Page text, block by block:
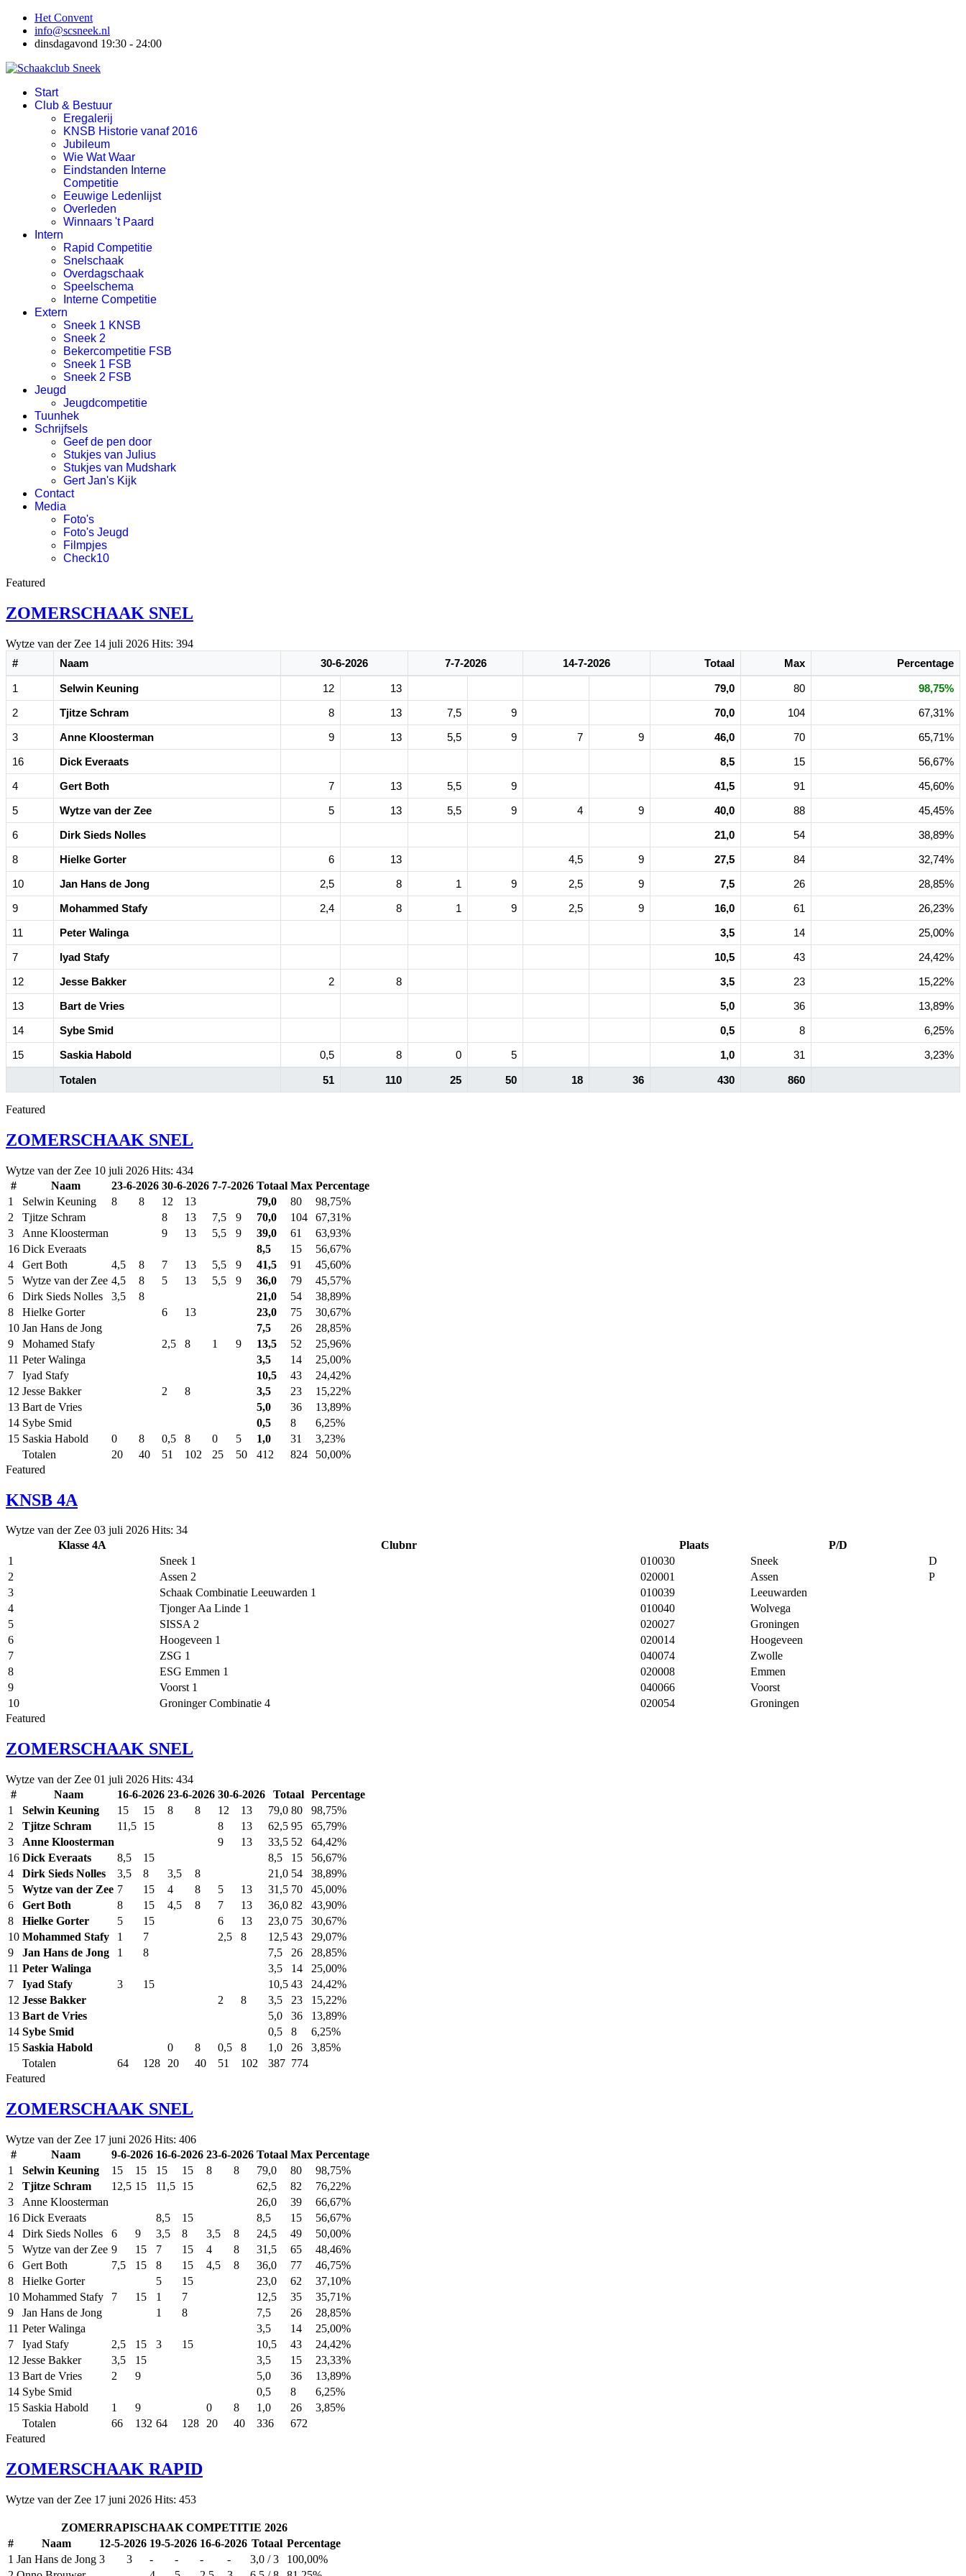
Het Convent
info@scsneek.nl
dinsdagavond 19:30 - 24:00
Start
Club & Bestuur
Eregalerij
KNSB Historie vanaf 2016
Jubileum
Wie Wat Waar
Eindstanden Interne
Competitie
Eeuwige Ledenlijst
Overleden
Winnaars 't Paard
Intern
Rapid Competitie
Snelschaak
Overdagschaak
Speelschema
Interne Competitie
Extern
Sneek 1 KNSB
Sneek 2
Bekercompetitie FSB
Sneek 1 FSB
Sneek 2 FSB
Jeugd
Jeugdcompetitie
Tuunhek
Schrijfsels
Geef de pen door
Stukjes van Julius
Stukjes van Mudshark
Gert Jan's Kijk
Contact
Media
Foto's
Foto's Jeugd
Filmpjes
Check10
Featured
ZOMERSCHAAK SNEL
Wytze van der Zee 14 juli 2026 Hits: 394
#
Naam 30-6-2026 7-7-2026 14-7-2026 Totaal Max Percentage
1 Selwin Keuning 12 13 79,0 80
98,75%
2
Tjitze Schram 8 13 7,5 9 70,0 104
67,31%
3
Anne Kloosterman 9 13 5,5 9 7 9 46,0 70
65,71%
16
Dick Everaats 8,5 15
56,67%
4
Gert Both 7 13 5,5 9 41,5 91
45,60%
5
Wytze van der Zee 5 13 5,5 9 4 9 40,0 88
45,45%
6
Dirk Sieds Nolles 21,0 54
38,89%
8
Hielke Gorter 6 13 4,5 9 27,5 84
32,74%
10
Jan Hans de Jong 2,5 8 1 9 2,5 9 7,5 26
28,85%
9
Mohammed Stafy 2,4 8 1 9 2,5 9 16,0 61
26,23%
11
Peter Walinga 3,5 14
25,00%
7
Iyad Stafy 10,5 43
24,42%
12
Jesse Bakker 2 8 3,5 23
15,22%
13
Bart de Vries 5,0 36
13,89%
14
Sybe Smid 0,5 8
6,25%
15
Saskia Habold 0,5 8 0 5 1,0 31 3,23%
Totalen 51 110 25 50 18 36 430 860
Featured
ZOMERSCHAAK SNEL
Wytze van der Zee 10 juli 2026 Hits: 434
#
Naam 23-6-2026 30-6-2026 7-7-2026 Totaal Max Percentage
1
Selwin Keuning 8 8 12 13 79,0 80
98,75%
2
Tjitze Schram 8 13 7,5 9 70,0 104
67,31%
3
Anne Kloosterman 9 13 5,5 9 39,0 61
63,93%
16 Dick Everaats 8,5 15
56,67%
4
Gert Both 4,5 8 7 13 5,5 9 41,5 91
45,60%
5
Wytze van der Zee 4,5 8 5 13 5,5 9 36,0 79
45,57%
6
Dirk Sieds Nolles 3,5 8 21,0 54
38,89%
8
Hielke Gorter 6 13 23,0 75
30,67%
10 Jan Hans de Jong 7,5 26
28,85%
9
Mohamed Stafy 2,5 8 1 9 13,5 52
25,96%
11 Peter Walinga 3,5 14
25,00%
7
Iyad Stafy 10,5 43
24,42%
12 Jesse Bakker 2 8 3,5 23
15,22%
13 Bart de Vries 5,0 36
13,89%
14 Sybe Smid 0,5 8
6,25%
15 Saskia Habold 0 8 0,5 8 0 5 1,0 31
3,23%
Totalen
20 40 51 102 25 50 412 824
50,00%
Featured
KNSB 4A
Wytze van der Zee 03 juli 2026 Hits: 34
Klasse 4A
Clubnr Plaats
P/D
1
Sneek 1 010030 Sneek
D
2
Assen 2 020001 Assen
P
3
Schaak Combinatie Leeuwarden 1 010039
Leeuwarden
4
Tjonger Aa Linde 1 010040
Wolvega
5
SISSA 2 020027
Groningen
6
Hoogeveen 1 020014
Hoogeveen
7
ZSG 1 040074
Zwolle
8
ESG Emmen 1 020008
Emmen
9
Voorst 1 040066
Voorst
10
Groninger Combinatie 4 020054
Groningen
Featured
ZOMERSCHAAK SNEL
Wytze van der Zee 01 juli 2026 Hits: 434
#
Naam 16-6-2026 23-6-2026 30-6-2026 Totaal
Percentage
1
Selwin Keuning 15 15 8 8 12 13 79,0 80
98,75%
2
Tjitze Schram 11,5 15 8 13 62,5 95
65,79%
3
Anne Kloosterman 9 13 33,5 52
64,42%
16 Dick Everaats 8,5 15 8,5 15
56,67%
4
Dirk Sieds Nolles 3,5 8 3,5 8 21,0 54
38,89%
5
Wytze van der Zee 7 15 4 8 5 13 31,5 70
45,00%
6
Gert Both 8 15 4,5 8 7 13 36,0 82
43,90%
8
Hielke Gorter 5 15 6 13 23,0 75
30,67%
10 Mohammed Stafy 1 7 2,5 8 12,5 43
29,07%
9
Jan Hans de Jong 1 8 7,5 26
28,85%
11 Peter Walinga 3,5 14
25,00%
7
Iyad Stafy 3 15 10,5 43
24,42%
12 Jesse Bakker 2 8 3,5 23
15,22%
13 Bart de Vries 5,0 36
13,89%
14 Sybe Smid 0,5 8
6,25%
15 Saskia Habold 0 8 0,5 8 1,0 26
3,85%
Totalen
64 128 20 40 51 102 387 774
Featured
ZOMERSCHAAK SNEL
Wytze van der Zee 17 juni 2026 Hits: 406
#
Naam 9-6-2026 16-6-2026 23-6-2026 Totaal Max Percentage
1
Selwin Keuning 15 15 15 15 8 8 79,0 80
98,75%
2
Tjitze Schram 12,5 15 11,5 15 62,5 82
76,22%
3
Anne Kloosterman 26,0 39
66,67%
16 Dick Everaats 8,5 15 8,5 15
56,67%
4
Dirk Sieds Nolles 6 9 3,5 8 3,5 8 24,5 49
50,00%
5
Wytze van der Zee 9 15 7 15 4 8 31,5 65
48,46%
6
Gert Both 7,5 15 8 15 4,5 8 36,0 77
46,75%
8
Hielke Gorter 5 15 23,0 62
37,10%
10 Mohammed Stafy 7 15 1 7 12,5 35
35,71%
9
Jan Hans de Jong 1 8 7,5 26
28,85%
11 Peter Walinga 3,5 14
25,00%
7
Iyad Stafy 2,5 15 3 15 10,5 43
24,42%
12 Jesse Bakker 3,5 15 3,5 15
23,33%
13 Bart de Vries 2 9 5,0 36
13,89%
14 Sybe Smid 0,5 8
6,25%
15 Saskia Habold 1 9 0 8 1,0 26
3,85%
Totalen
66 132 64 128 20 40 336
672
Featured
ZOMERSCHAAK RAPID
Wytze van der Zee 17 juni 2026 Hits: 453
ZOMERRAPISCHAAK COMPETITIE 2026
#
Naam 12-5-2026 19-5-2026 16-6-2026 Totaal Percentage
1 Jan Hans de Jong 3 3 - - - - 3,0 / 3
100,00%